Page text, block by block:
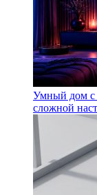
Умный дом с
сложной